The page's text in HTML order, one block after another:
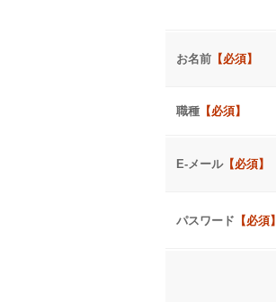
お名前 【必須】
職種 【必須】
E-メール【必須】
パスワード 【必須】